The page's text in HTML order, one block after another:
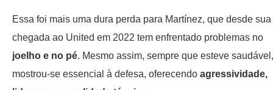
Essa foi mais uma dura perda para Martínez, que desde sua
chegada ao United em 2022 tem enfrentado problemas no
joelho e no pé. Mesmo assim, sempre que esteve saudável,
mostrou-se essencial à defesa, oferecendo agressividade,